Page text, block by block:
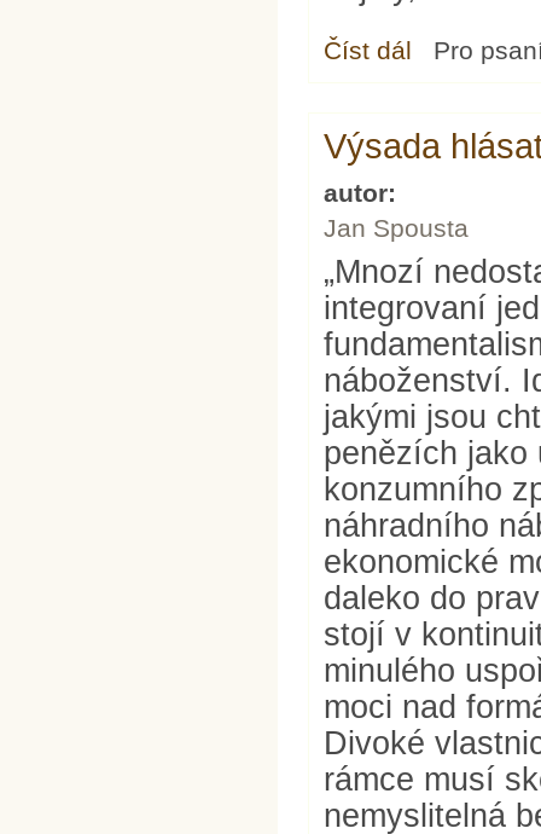
Číst dál Ať se touha upíná
Pro
Výsada
autor:
Jan Spousta
„Mnozí
integrovaní
náboženství.
jakými jsou
penězích jako
konzumního
náhradního
ekonomické
daleko do
stojí v
minulého
moci nad
Divoké
rámce musí
nemyslitelná